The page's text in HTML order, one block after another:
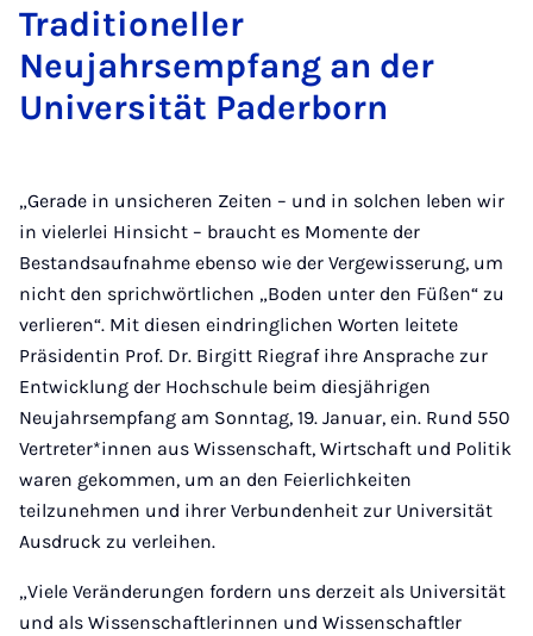
Traditioneller
Neujahrsempfang an der
Universität Paderborn
„Gerade in unsicheren Zeiten – und in solchen leben wir
in vielerlei Hinsicht – braucht es Momente der
Bestandsaufnahme ebenso wie der Vergewisserung, um
nicht den sprichwörtlichen „Boden unter den Füßen“ zu
verlieren“. Mit diesen eindringlichen Worten leitete
Präsidentin Prof. Dr. Birgitt Riegraf ihre Ansprache zur
Entwicklung der Hochschule beim diesjährigen
Neujahrsempfang am Sonntag, 19. Januar, ein. Rund 550
Vertreter*innen aus Wissenschaft, Wirtschaft und Politik
waren gekommen, um an den Feierlichkeiten
teilzunehmen und ihrer Verbundenheit zur Universität
Ausdruck zu verleihen.
„Viele Veränderungen fordern uns derzeit als Universität
und als Wissenschaftlerinnen und Wissenschaftler